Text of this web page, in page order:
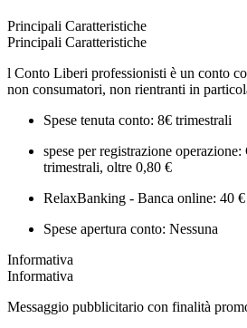
Principali Caratteristiche
Principali Caratteristiche
l Conto Liberi professionisti è un conto
non consumatori, non rientranti in
Spese tenuta conto: 8€ trimestrali
spese per registrazione
trimestrali, oltre 0,80 €
RelaxBanking - Banca online: 40 €
Spese apertura conto: Nessuna
Informativa
Informativa
Messaggio pubblicitario con finalità